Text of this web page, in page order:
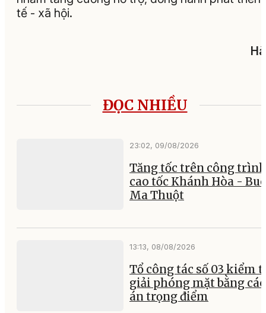
tế - xã hội.
ĐỌC NHIỀU
23:02, 09/08/2026
Tăng tốc trên công trình
cao tốc Khánh Hòa -
Ma Thuột
13:13, 08/08/2026
Tổ công tác số 03 kiểm
giải phóng mặt bằng
án trọng điểm